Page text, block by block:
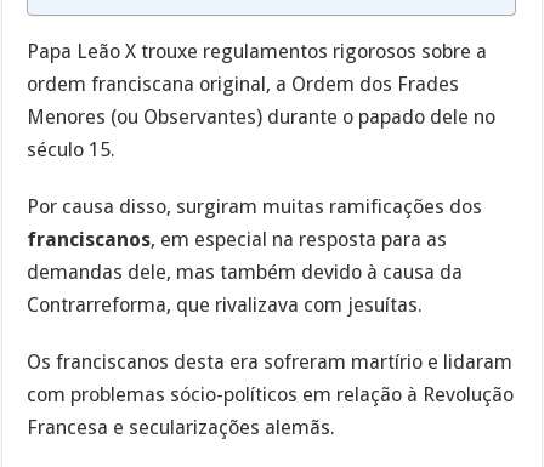
Papa Leão X trouxe regulamentos rigorosos sobre a
ordem franciscana original, a Ordem dos Frades
Menores (ou Observantes) durante o papado dele no
século 15.
Por causa disso, surgiram muitas ramificações dos
franciscanos, em especial na resposta para as
demandas dele, mas também devido à causa da
Contrarreforma, que rivalizava com jesuítas.
Os franciscanos desta era sofreram martírio e lidaram
com problemas sócio-políticos em relação à Revolução
Francesa e secularizações alemãs.